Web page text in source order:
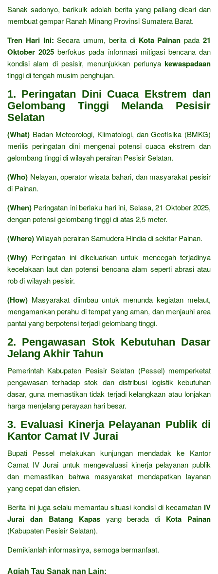
Sanak sadonyo, barikuik adolah berita yang paliang dicari dan
membuat gempar Ranah Minang Provinsi Sumatera Barat.
Tren Hari Ini: Secara umum, berita di Kota Painan pada21
Oktober 2025 berfokus pada informasi mitigasi bencana dan
kondisi alam di pesisir, menunjukkan perlunya kewaspadaan
tinggi di tengah musim penghujan.
1. Peringatan Dini Cuaca Ekstrem dan
Gelombang Tinggi Melanda Pesisir
Selatan
(What) Badan Meteorologi, Klimatologi, dan Geofisika (BMKG)
merilis peringatan dini mengenai potensi cuaca ekstrem dan
gelombang tinggi di wilayah perairan Pesisir Selatan.
(Who) Nelayan, operator wisata bahari, dan masyarakat pesisir
di Painan.
(When) Peringatan ini berlaku hari ini, Selasa, 21 Oktober 2025,
dengan potensi gelombang tinggi di atas 2,5 meter.
(Where)Wilayah perairan Samudera Hindia di sekitar Painan.
(Why) Peringatan ini dikeluarkan untuk mencegah terjadinya
kecelakaan laut dan potensi bencana alam seperti abrasi atau
rob di wilayah pesisir.
(How) Masyarakat diimbau untuk menunda kegiatan melaut,
mengamankan perahu di tempat yang aman, dan menjauhi area
pantai yang berpotensi terjadi gelombang tinggi.
2. Pengawasan Stok Kebutuhan Dasar
Jelang Akhir Tahun
Pemerintah Kabupaten Pesisir Selatan (Pessel) memperketat
pengawasan terhadap stok dan distribusi logistik kebutuhan
dasar, guna memastikan tidak terjadi kelangkaan atau lonjakan
harga menjelang perayaan hari besar.
3. Evaluasi Kinerja Pelayanan Publik di
Kantor Camat IV Jurai
Bupati Pessel melakukan kunjungan mendadak ke Kantor
Camat IV Jurai untuk mengevaluasi kinerja pelayanan publik
dan memastikan bahwa masyarakat mendapatkan layanan
yang cepat dan efisien.
Berita ini juga selalu memantau situasi kondisi di kecamatan IV
Jurai dan Batang Kapasyang berada di Kota Painan
(Kabupaten Pesisir Selatan).
Demikianlah informasinya, semoga bermanfaat.
Agiah Tau Sanak nan Lain: